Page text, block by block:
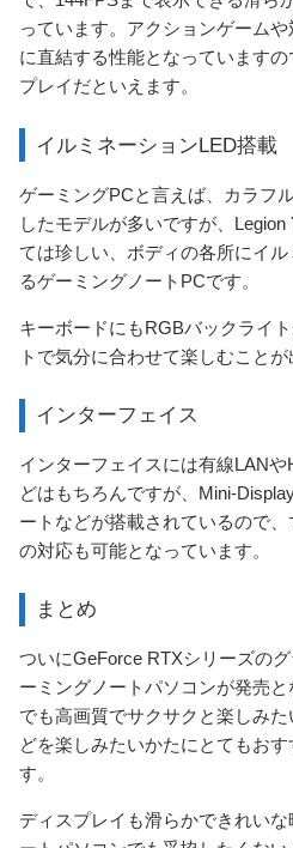
っています。アクションゲーム
に直結する性能となっています
プレイだといえます。
イルミネーションLED搭載
ゲーミングPCと言えば、カラフ
したモデルが多いですが、
ては珍しい、ボディの各所にイ
るゲーミングノートPCです。
キーボードにもRGBバックライ
トで気分に合わせて楽しむことが
インターフェイス
インターフェイスには有線LAN
どはもちろんですが、Mini-
ートなどが搭載されているので
の対応も可能となっています。
まとめ
ついにGeForce RTXシリーズの
ーミングノートパソコンが発売
でも高画質でサクサクと楽しみ
どを楽しみたいかたにとてもお
す。
ディスプレイも滑らかできれい